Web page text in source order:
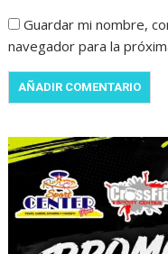
Guardar mi nombre,
navegador para la